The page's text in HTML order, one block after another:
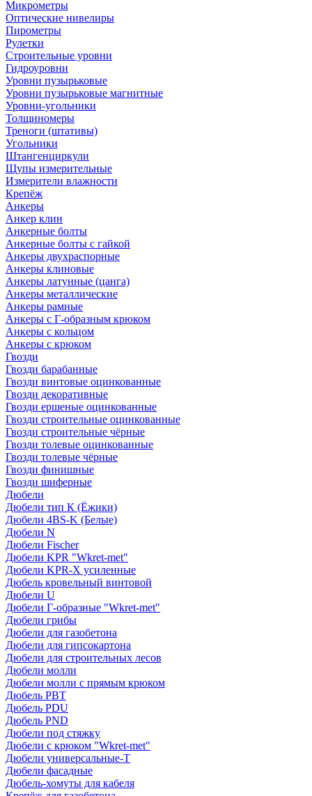
Микрометры
Оптические нивелиры
Пирометры
Рулетки
Строительные уровни
Гидроуровни
Уровни пузырьковые
Уровни пузырьковые магнитные
Уровни-угольники
Толщиномеры
Треноги (штативы)
Угольники
Штангенциркули
Щупы измерительные
Измерители влажности
Крепёж
Анкеры
Анкер клин
Анкерные болты
Анкерные болты с гайкой
Анкеры двухраспорные
Анкеры клиновые
Анкеры латунные (цанга)
Анкеры металлические
Анкеры рамные
Анкеры с Г-образным крюком
Анкеры с кольцом
Анкеры с крюком
Гвозди
Гвозди барабанные
Гвозди винтовые оцинкованные
Гвозди декоративные
Гвозди ершеные оцинкованные
Гвозди строительные оцинкованные
Гвозди строительные чёрные
Гвозди толевые оцинкованные
Гвозди толевые чёрные
Гвозди финишные
Гвозди шиферные
Дюбели
Дюбели тип К (Ёжики)
Дюбели 4BS-K (Белые)
Дюбели N
Дюбели Fischer
Дюбели KPR "Wkret-met"
Дюбели KPR-Х усиленные
Дюбель кровельный винтовой
Дюбели U
Дюбели Г-образные "Wkret-met"
Дюбели грибы
Дюбели для газобетона
Дюбели для гипсокартона
Дюбели для строительных лесов
Дюбели молли
Дюбели молли с прямым крюком
Дюбель PBT
Дюбель PDU
Дюбель PND
Дюбели под стяжку
Дюбели с крюком "Wkret-met"
Дюбели универсальные-Т
Дюбели фасадные
Дюбель-хомуты для кабеля